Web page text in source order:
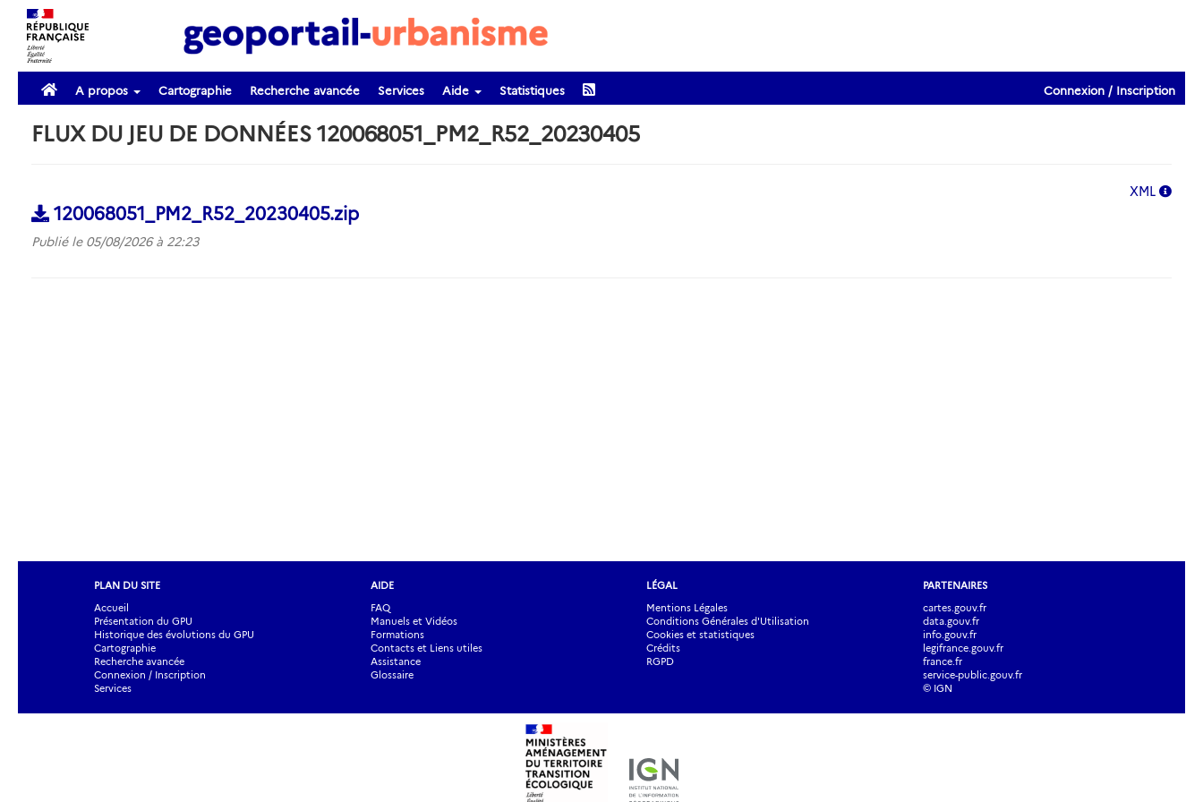
A propos Cartographie Recherche avancée Services Aide Statistiques Connexion / Inscription
FLUX DU JEU DE DONNÉES 120068051_PM2_R52_20230405
XML
120068051_PM2_R52_20230405.zip
Publié le 05/08/2026 à 22:23
PLAN DU SITE
Accueil
Présentation du GPU
Historique des évolutions du GPU
Cartographie
Recherche avancée
Connexion / Inscription
Services
AIDE
FAQ
Manuels et Vidéos
Formations
Contacts et Liens utiles
Assistance
Glossaire
LÉGAL
Mentions Légales
Conditions Générales d'Utilisation
Cookies et statistiques
Crédits
RGPD
PARTENAIRES
cartes.gouv.fr
data.gouv.fr
info.gouv.fr
legifrance.gouv.fr
france.fr
service-public.gouv.fr
© IGN